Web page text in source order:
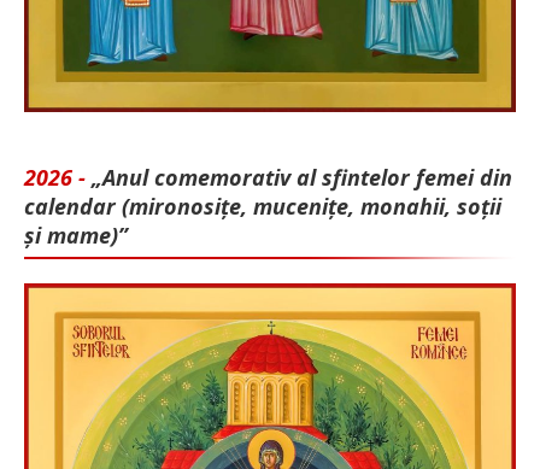
2026 - „Anul comemorativ al sfintelor femei din
calendar (mironosițe, mu­cenițe, monahii, soții
și mame)”